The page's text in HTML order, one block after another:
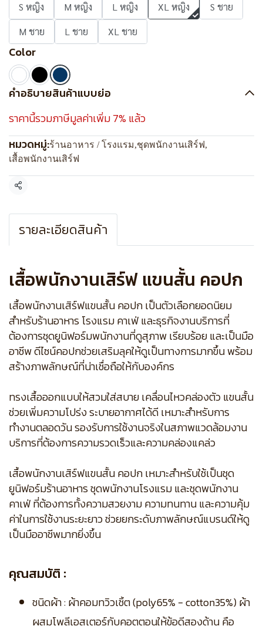
S หญิง M หญิง L หญิง XL หญิง
S ชาย
M ชาย
L ชาย XL ชาย
Color
คำอธิบายสินค้าแบบย่อ
ราคานี้รวมภาษีมูลค่าเพิ่ม 7% แล้ว
หมวดหมู่:ร้านอาหาร / โรงแรม,ชุดพนักงานเสิร์ฟ,
เสื้อพนักงานเสิร์ฟ
แชร์
รายละเอียดสินค้า
เสื้อพนักงานเสิร์ฟ แขนสั้น คอปก
เสื้อพนักงานเสิร์ฟแขนสั้น คอปก เป็นตัวเลือกยอดนิยม
สำหรับร้านอาหาร โรงแรม คาเฟ่ และธุรกิจงานบริการที่
ต้องการชุดยูนิฟอร์มพนักงานที่ดูสุภาพ เรียบร้อย และเป็นมือ
อาชีพ ดีไซน์คอปกช่วยเสริมลุคให้ดูเป็นทางการมากขึ้น พร้อม
สร้างภาพลักษณ์ที่น่าเชื่อถือให้กับองค์กร
ทรงเสื้อออกแบบให้สวมใส่สบาย เคลื่อนไหวคล่องตัว แขนสั้น
ช่วยเพิ่มความโปร่ง ระบายอากาศได้ดี เหมาะสำหรับการ
ทำงานตลอดวัน รองรับการใช้งานจริงในสภาพแวดล้อมงาน
บริการที่ต้องการความรวดเร็วและความคล่องแคล่ว
เสื้อพนักงานเสิร์ฟแขนสั้น คอปก เหมาะสำหรับใช้เป็นชุด
ยูนิฟอร์มร้านอาหาร ชุดพนักงานโรงแรม และชุดพนักงาน
คาเฟ่ ที่ต้องการทั้งความสวยงาม ความทนทาน และความคุ้ม
ค่าในการใช้งานระยะยาว ช่วยยกระดับภาพลักษณ์แบรนด์ให้ดู
เป็นมืออาชีพมากยิ่งขึ้น
คุณสมบัติ :
ชนิดผ้า : ผ้าคอมทวิวเชิ้ต (poly65% - cotton35%) ผ้า
ผสมโพลีเอสเตอร์กับคอตตอนให้ข้อดีสองด้าน คือ